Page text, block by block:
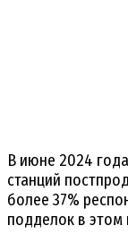
В июне 2024
станций
более 37%
подделок в этом